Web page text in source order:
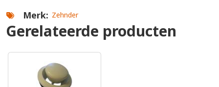
Merk Zehnder
Gerelateerde producten